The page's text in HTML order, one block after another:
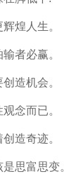
辉煌 人生。
者必赢。
造机会。
观念而已。
创造奇迹。
思富思变。